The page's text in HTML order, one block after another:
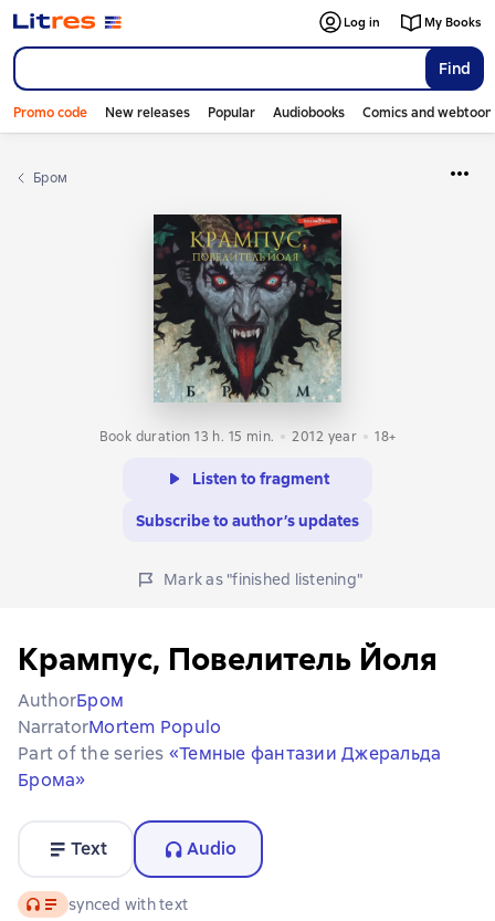
Find
Log in My Books
Promo code New releases Popular Audiobooks Comics and
Бром
Book duration 13 h. 15 min. 2012 year 18+
Listen to fragment
Subscribe to author’s updates
Mark as "finished listening"
Крампус, Повелитель Йоля
AuthorБром
NarratorMortem Populo
Part of the series «Темные фантазии Джеральда
Брома»
Text Audio
Audio synced with text